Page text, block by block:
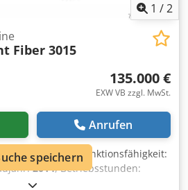
1 /2
Fiber 3015
135.000 €
EXW VB zzgl. MwSt.
Anrufen
(gebraucht), Funktionsfähigkeit:
2014, Betriebsstunden:
speichern